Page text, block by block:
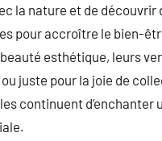
la nature et de découvrir
pour accroître le bien-
beauté esthétique, leurs
juste pour la joie de
continuent d’enchanter